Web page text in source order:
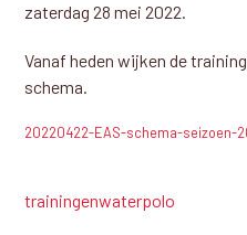
zaterdag 28 mei 2022.
Vanaf heden wijken de
schema.
20220422-EAS-schema-seizoen-
trainingenwaterpolo